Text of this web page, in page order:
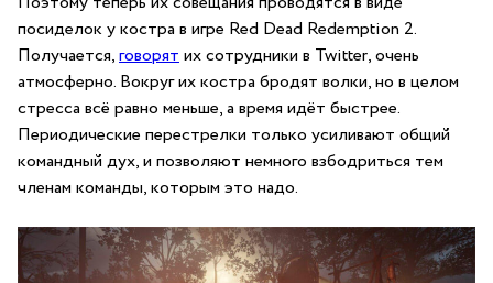
посиделок у костра в игре Red Dead Redemption 2.
Получается,говорятих сотрудники в Twitter, очень
атмосферно. Вокруг их костра бродят волки, но в целом
стресса всё равно меньше, а время идёт быстрее.
Периодические перестрелки только усиливают общий
командный дух, и позволяют немного взбодриться тем
членам команды, которым это надо.